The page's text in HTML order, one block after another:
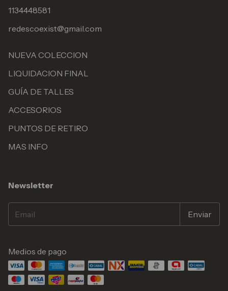
1134448581
redescoexist@gmail.com
NUEVA COLECCION
LIQUIDACION FINAL
GUÍA DE TALLES
ACCESORIOS
PUNTOS DE RETIRO
MAS INFO
Newsletter
Medios de pago